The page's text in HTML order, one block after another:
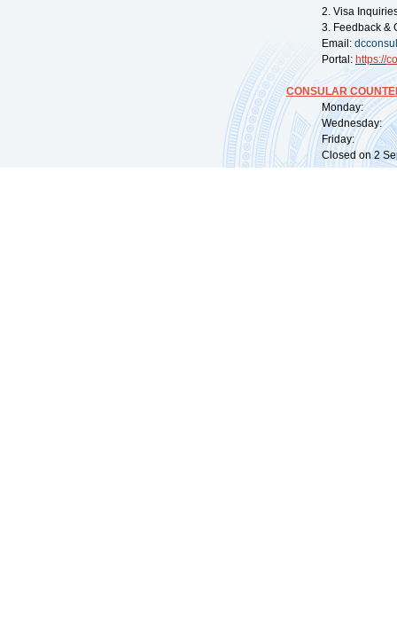
2. Visa
3. Feedback &
Email:
Portal: https://
CONSULAR
Monday:
Wednesday:
Friday:
Closed on 2